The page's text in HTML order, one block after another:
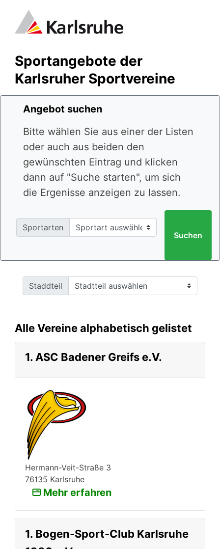
Sportangebote der
Karlsruher Sportvereine
Angebot suchen
Bitte wählen Sie aus einer der Listen
oder auch aus beiden den
gewünschten Eintrag und klicken
dann auf "Suche starten", um sich
die Ergenisse anzeigen zu lassen.
Sportarten
Suchen
Staddteil
Alle Vereine alphabetisch gelistet
1. ASC Badener Greifs e.V.
Hermann-Veit-Straße 3
76135 Karlsruhe
Mehr erfahren
1. Bogen-Sport-Club Karlsruhe